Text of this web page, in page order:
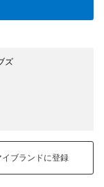
ズ
イブランドに登録